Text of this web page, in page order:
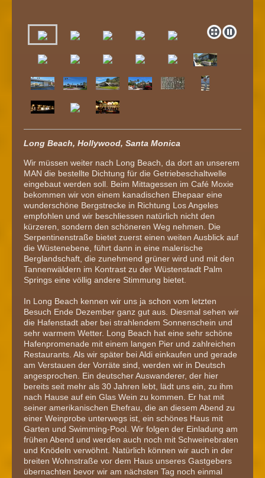
Long Beach, Hollywood, Santa Monica
Wir müssen weiter nach Long Beach, da dort an unserem
MAN die bestellte Dichtung für die Getriebeschaltwelle
eingebaut werden soll. Beim Mittagessen im Café Moxie
bekommen wir von einem kanadischen Ehepaar eine
wunderschöne Bergstrecke in Richtung Los Angeles
empfohlen und wir beschliessen natürlich nicht den
kürzeren, sondern den schöneren Weg nehmen. Die
Serpentinenstraße bietet zuerst einen weiten Ausblick auf
die Wüstenebene, führt dann in eine malerische
Berglandschaft, die zunehmend grüner wird und mit den
Tannenwäldern im Kontrast zu der Wüstenstadt Palm
Springs eine völlig andere Stimmung bietet.
In Long Beach kennen wir uns ja schon vom letzten
Besuch Ende Dezember ganz gut aus. Diesmal sehen wir
die Hafenstadt aber bei strahlendem Sonnenschein und
sehr warmem Wetter. Long Beach hat eine sehr schöne
Hafenpromenade mit einem langen Pier und zahlreichen
Restaurants. Als wir später bei Aldi einkaufen und gerade
am Verstauen der Vorräte sind, werden wir in Deutsch
angesprochen. Ein deutscher Auswanderer, der hier
bereits seit mehr als 30 Jahren lebt, lädt uns ein, zu ihm
nach Hause auf ein Glas Wein zu kommen. Er hat mit
seiner amerikanischen Ehefrau, die an diesem Abend zu
einer Weinprobe unterwegs ist, ein schönes Haus mit
Garten und Swimming-Pool. Wir folgen der Einladung am
frühen Abend und werden auch noch mit Schweinebraten
und Knödeln verwöhnt. Natürlich können wir auch in der
breiten Wohnstraße vor dem Haus unseres Gastgebers
übernachten bevor wir am nächsten Tag noch einmal